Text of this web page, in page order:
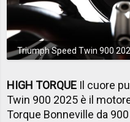
Triumph Speed Twin 900
HIGH TORQUE Il cuore
Twin 900 2025 è il
Torque Bonneville da